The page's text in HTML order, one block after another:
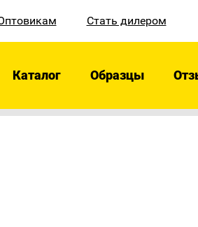
Стать дилером
Каталог Образцы